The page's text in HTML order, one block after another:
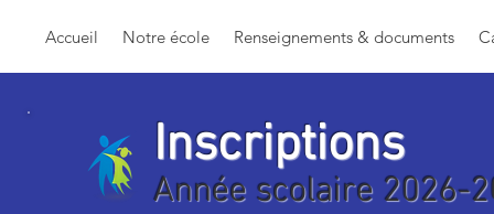
Accueil Notre école Renseignements & documents
Année scolaire 2026-
Inscriptions